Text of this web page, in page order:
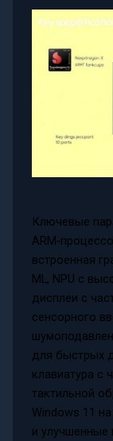
Ключевые
встроенная
ML, NPU с
дисплеи с
сенсорного
для быстрых
клавиатура с
тактильной
Windows 11
и улучшенные